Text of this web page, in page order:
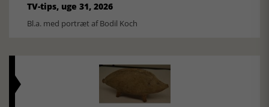
TV-tips, uge 31, 2026
Bl.a. med portræt af Bodil Koch